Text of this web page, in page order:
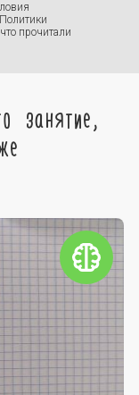
Политики
прочитали
занятие,